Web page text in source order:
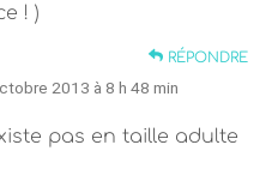
! )
RÉPONDRE
2013 à 8 h 48 min
pas en taille adulte